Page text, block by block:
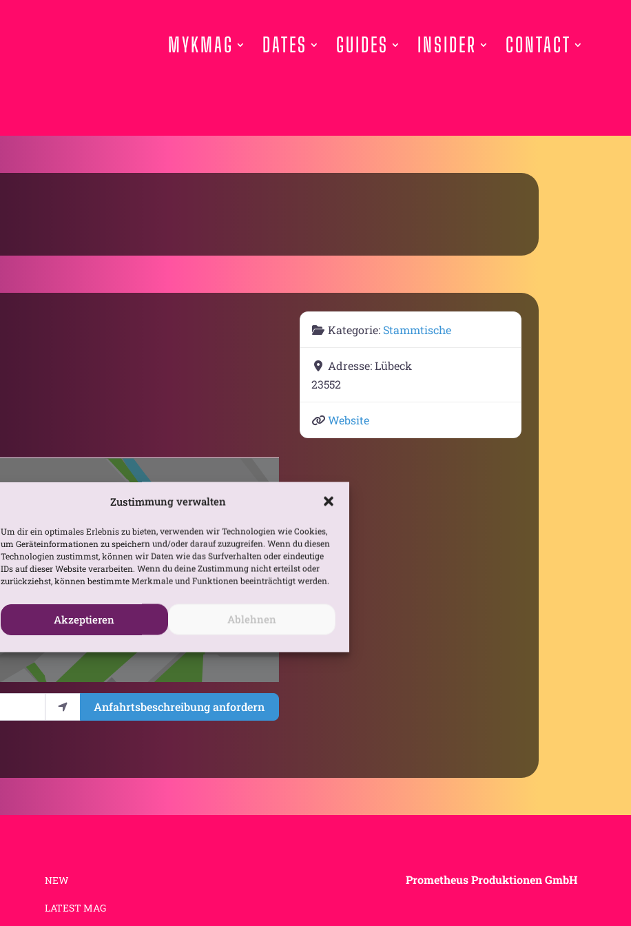
Zustimmung verwalten
Um dir ein optimales Erlebnis zu bieten, verwenden wir Technologien wie Cookies,
um Geräteinformationen zu speichern und/oder darauf zuzugreifen. Wenn du diesen
Technologien zustimmst, können wir Daten wie das Surfverhalten oder eindeutige
IDs auf dieser Website verarbeiten. Wenn du deine Zustimmung nicht erteilst oder
zurückziehst, können bestimmte Merkmale und Funktionen beeinträchtigt werden.
Akzeptieren Ablehnen
MYKMAG DATES GUIDES INSIDER CONTACT
Karte laden
Anfahrtsbeschreibung anfordern
Kategorie: Stammtische
Adresse:Lübeck
23552
Website
NEW
LATEST MAG
Prometheus Produktionen GmbH